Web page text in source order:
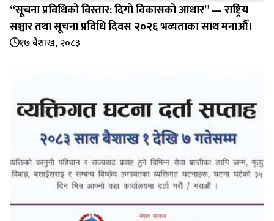
“सूचना प्रविधिको विस्तार: दिगो विकासको आधार” — राष्ट्रिय
सञ्चार तथा सूचना प्रविधि दिवस २०२६ भव्यताका साथ मनाऔँ।
१७ बैशाख, २०८३